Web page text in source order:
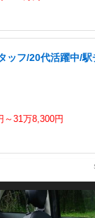
ッフ/20代活躍中/
～31万8,300円